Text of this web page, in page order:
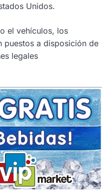
Unidos.
el vehículos, los
puestos a disposición de
legales